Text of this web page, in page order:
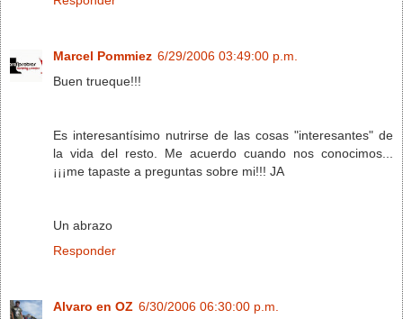
Marcel Pommiez 6/29/2006 03:49:00 p.m.
Buen trueque!!!
Es interesantísimo nutrirse de las cosas "interesantes" de
la vida del resto. Me acuerdo cuando nos conocimos...
¡¡¡me tapaste a preguntas sobre mi!!! JA
Un abrazo
Responder
Alvaro en OZ 6/30/2006 06:30:00 p.m.